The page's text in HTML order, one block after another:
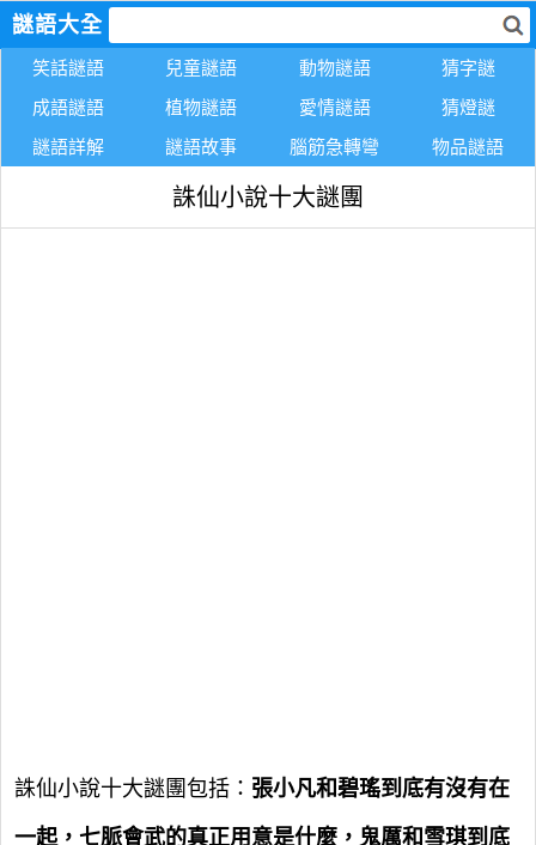
謎語大全
笑話謎語 兒童謎語 動物謎語
猜字謎
成語謎語
植物謎語 愛情謎語
猜燈謎
謎語詳解
謎語故事 腦筋急轉彎 物品謎語
誅仙小說十大謎團
誅仙小說十大謎團包括： 張小凡和碧瑤到底有沒有在
一起，七脈會武的真正用意是什麼，鬼厲和雪琪到底